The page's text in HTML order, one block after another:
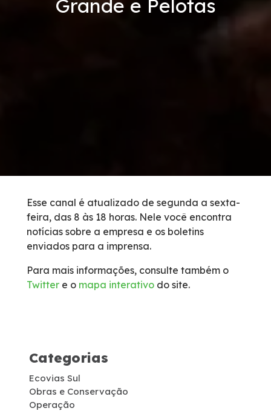
Condições da Via
Inspeção de Tráfego
Guincho
Socorro Médico
Cargas Especiais
Links Úteis
Grande e Pelotas
Esse canal é atualizado de segunda a sexta-
feira, das 8 às 18 horas. Nele você encontra
notícias sobre a empresa e os boletins
enviados para a imprensa.
Para mais informações, consulte também o
Twitter e o mapa interativo do site.
Categorias
Ecovias Sul
Obras e Conservação
Operação